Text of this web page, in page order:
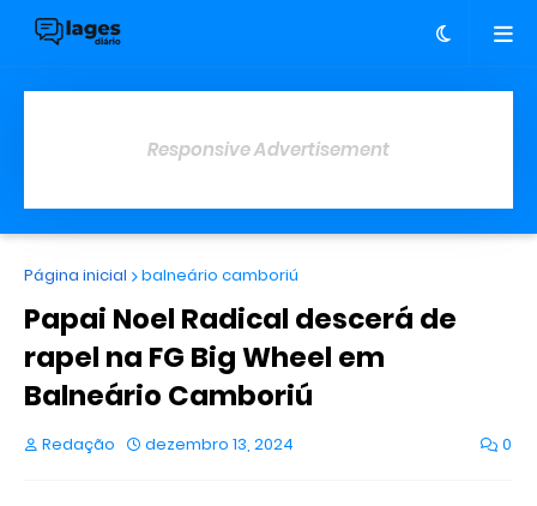
Responsive Advertisement
Página inicial balneário camboriú
Papai Noel Radical descerá de
rapel na FG Big Wheel em
Balneário Camboriú
Redação dezembro 13, 2024 0